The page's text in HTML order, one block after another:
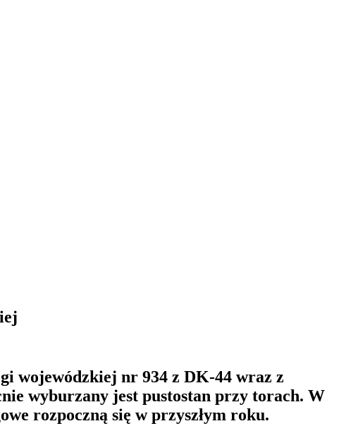
wojewódzkiej nr 934 z DK-44 wraz z
wyburzany jest pustostan przy torach. W
rozpoczną się w przyszłym roku.